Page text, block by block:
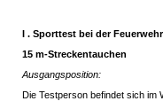
I . Sporttest bei der
15 m-Streckentauchen
Ausgangsposition:
Die Testperson befindet sich im